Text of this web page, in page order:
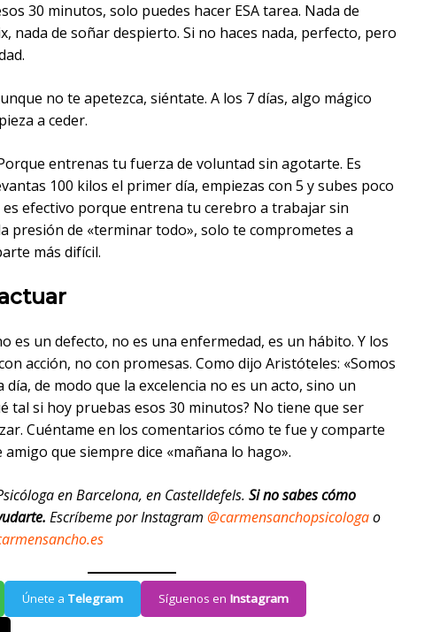
30 minutos, solo puedes hacer ESA tarea. Nada de
nada de soñar despierto. Si no haces nada, perfecto, pero
no te apetezca, siéntate. A los 7 días, algo mágico
a ceder.
entrenas tu fuerza de voluntad sin agotarte. Es
100 kilos el primer día, empiezas con 5 y subes poco
es efectivo porque entrena tu cerebro a trabajar sin
presión de «terminar todo», solo te comprometes a
más difícil.
es un defecto, no es una enfermedad, es un hábito. Y los
acción, no con promesas. Como dijo Aristóteles: «Somos
día, de modo que la excelencia no es un acto, sino un
tal si hoy pruebas esos 30 minutos? No tiene que ser
Cuéntame en los comentarios cómo te fue y comparte
que siempre dice «mañana lo hago».
en Barcelona, en Castelldefels. Si no sabes cómo
Escríbeme por Instagram @carmensanchopsicologao
Únete a Telegram Síguenos en Instagram